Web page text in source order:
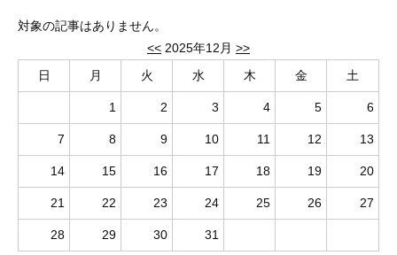
<< 2025年12月 >>
日
月 火 水 木 金 土
1 2 3 4 5 6
7 8 9 10 11 12 13
14 15 16 17 18 19 20
21 22 23 24 25 26 27
28 29 30 31
対象の記事はありません。